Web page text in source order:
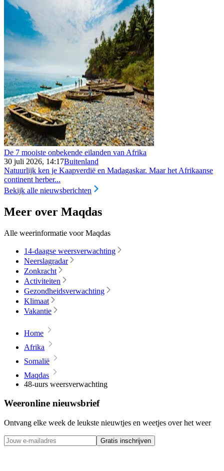
De 7 mooiste onbekende eilanden van Afrika
30 juli 2026, 14:17Buitenland
Natuurlijk ken je Kaapverdië en Madagaskar. Maar het Afrikaanse
continent herber...
Bekijk alle nieuwsberichten
Meer over Maqdas
Alle weerinformatie voor Maqdas
14-daagse weersverwachting
Neerslagradar
Zonkracht
Activiteiten
Gezondheidsverwachting
Klimaat
Vakantie
Home
Afrika
Somalië
Maqdas
48-uurs weersverwachting
Weeronline nieuwsbrief
Ontvang elke week de leukste nieuwtjes en weetjes over het weer
Gratis inschrijven